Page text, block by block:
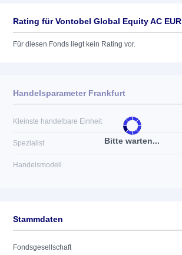
Rating für Vontobel Global Equity AC EUR
Für diesen Fonds liegt kein Rating vor.
Bitte warten...
Handelsparameter Frankfurt
Kleinste handelbare Einheit
Spezialist
Handelsmodell
Stammdaten
Fondsgesellschaft